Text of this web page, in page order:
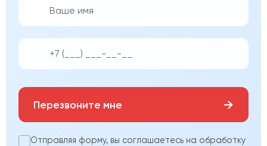
Перезвоните мне →
Отправляя форму, вы соглашаетесь на обработку